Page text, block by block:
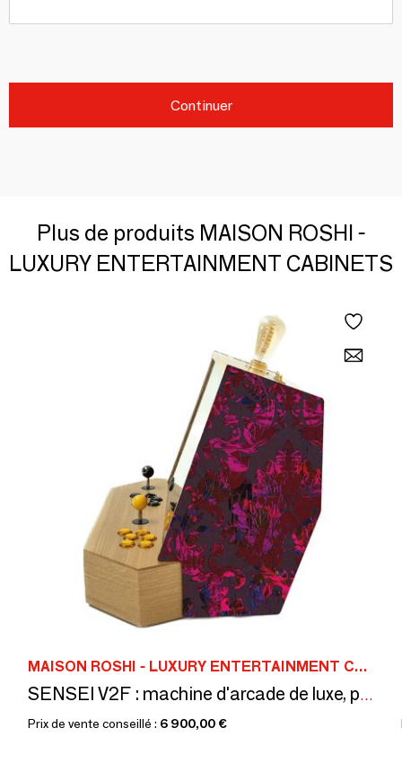
Continuer
Plus de produits MAISON ROSHI -
LUXURY ENTERTAINMENT CABINETS
MAISON ROSHI - LUXURY ENTERTAINMENT CABINETS
SENSEI V2F : machine d'arcade de luxe, plus de 5000 jeux rétro, tissu
Prix de vente conseillé : 6 900,00 €